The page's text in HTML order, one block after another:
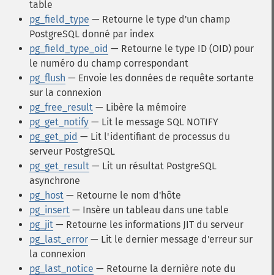
table
pg_field_type — Retourne le type d'un champ
PostgreSQL donné par index
pg_field_type_oid — Retourne le type ID (OID) pour
le numéro du champ correspondant
pg_flush — Envoie les données de requête sortante
sur la connexion
pg_free_result — Libère la mémoire
pg_get_notify — Lit le message SQL NOTIFY
pg_get_pid — Lit l'identifiant de processus du
serveur PostgreSQL
pg_get_result — Lit un résultat PostgreSQL
asynchrone
pg_host — Retourne le nom d'hôte
pg_insert — Insère un tableau dans une table
pg_jit — Retourne les informations JIT du serveur
pg_last_error — Lit le dernier message d'erreur sur
la connexion
pg_last_notice — Retourne la dernière note du